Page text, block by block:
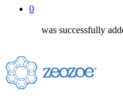
0
was successfully